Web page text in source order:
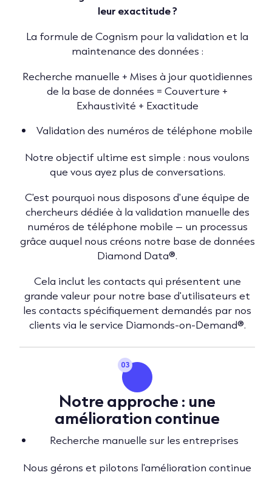
leur exactitude ?
La formule de Cognism pour la validation et la
maintenance des données :
Recherche manuelle + Mises à jour quotidiennes
de la base de données = Couverture +
Exhaustivité + Exactitude
Validation des numéros de téléphone mobile
Notre objectif ultime est simple : nous voulons
que vous ayez plus de conversations.
C'est pourquoi nous disposons d'une équipe de
chercheurs dédiée à la validation manuelle des
numéros de téléphone mobile – un processus
grâce auquel nous créons notre base de données
Diamond Data®.
Cela inclut les contacts qui présentent une
grande valeur pour notre base d'utilisateurs et
les contacts spécifiquement demandés par nos
clients via le service Diamonds-on-Demand®.
03
Notre approche : une
amélioration continue
Recherche manuelle sur les entreprises
Nous gérons et pilotons l'amélioration continue